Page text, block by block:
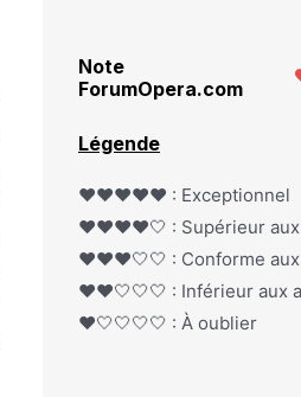
Note
ForumOpera.com
Légende
❤️❤️❤️❤️❤️ : Exceptionnel
❤️❤️❤️❤️🤍 : Supérieur aux
❤️❤️❤️🤍🤍 : Conforme aux
❤️❤️🤍🤍🤍 : Inférieur aux
❤️🤍🤍🤍🤍 : À oublier